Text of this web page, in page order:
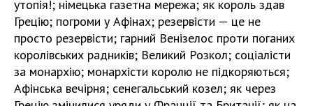
утопія!; німецька газетна мережа; як король здав
Грецію; погроми у Афінах; резервісти — це не
просто резервісти; гарний Венізелос проти поганих
королівських радників; Великий Розкол; соціалісти
за монархію; монархісти королю не підкоряються;
Афінська вечірня; сенегальський козел; як через